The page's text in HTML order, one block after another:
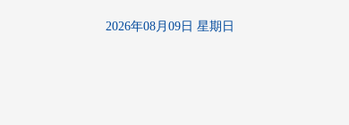
2026年08月09日 星期日